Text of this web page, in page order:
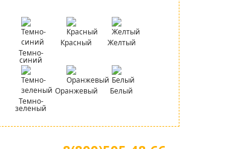
Темно-
синий
Красный Желтый
Темно-
зеленый
Оранжевый Белый